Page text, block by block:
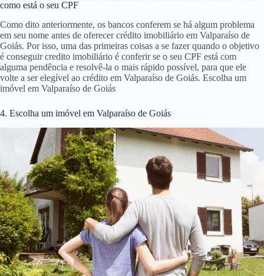
como está o seu CPF
Como dito anteriormente, os bancos conferem se há algum problema
em seu nome antes de oferecer crédito imobiliário em Valparaíso de
Goiás. Por isso, uma das primeiras coisas a se fazer quando o objetivo
é conseguir credito imobiliário é conferir se o seu CPF está com
alguma pendência e resolvê-la o mais rápido possível, para que ele
volte a ser elegível ao crédito em Valparaíso de Goiás. Escolha um
imóvel em Valparaíso de Goiás
4. Escolha um imóvel em Valparaíso de Goiás